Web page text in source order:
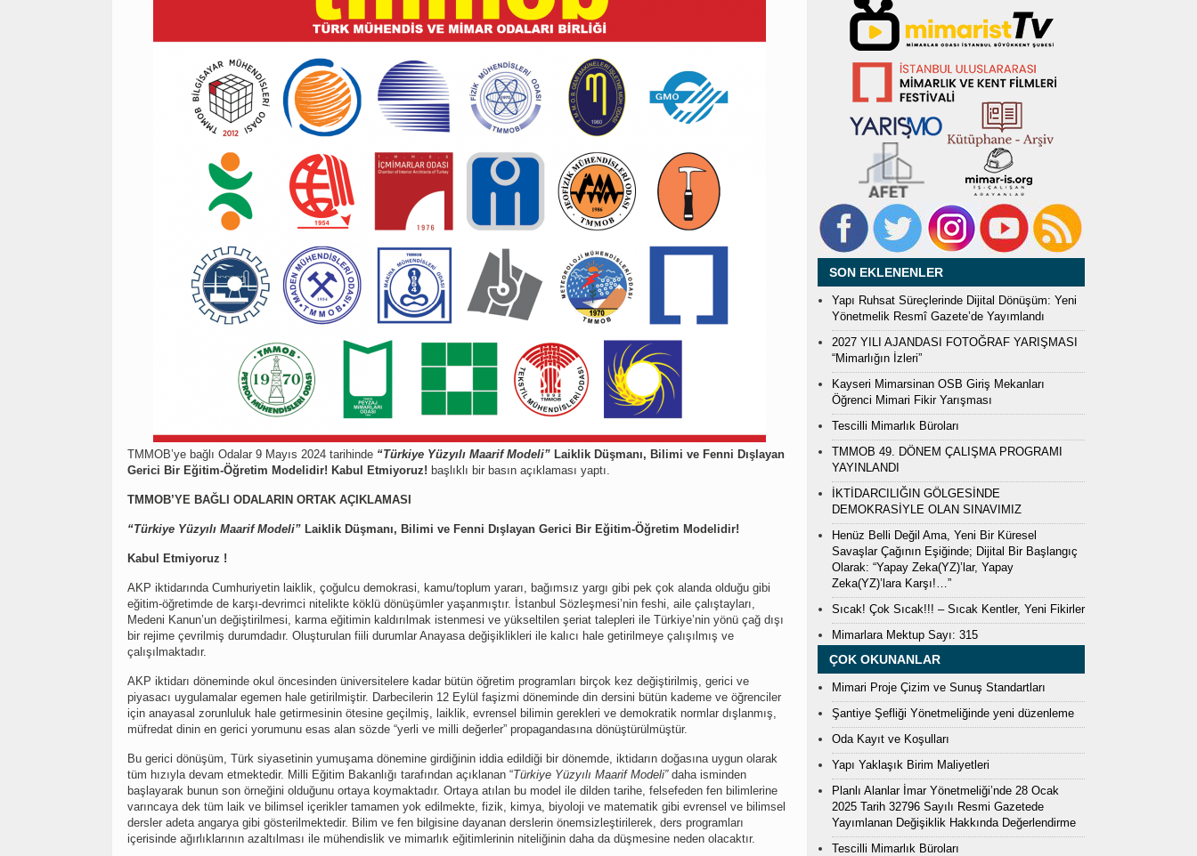
TMMOB’ye bağlı Odalar 9 Mayıs 2024 tarihinde “Türkiye Yüzyılı Maarif Modeli” Laiklik Düşmanı, Bilimi ve Fenni Dışlayan
Gerici Bir Eğitim-Öğretim Modelidir! Kabul Etmiyoruz! başlıklı bir basın açıklaması yaptı.
TMMOB’YE BAĞLI ODALARIN ORTAK AÇIKLAMASI
“Türkiye Yüzyılı Maarif Modeli” Laiklik Düşmanı, Bilimi ve Fenni Dışlayan Gerici Bir Eğitim-Öğretim Modelidir!
Kabul Etmiyoruz !
AKP iktidarında Cumhuriyetin laiklik, çoğulcu demokrasi, kamu/toplum yararı, bağımsız yargı gibi pek çok alanda olduğu gibi
eğitim-öğretimde de karşı-devrimci nitelikte köklü dönüşümler yaşanmıştır. İstanbul Sözleşmesi’nin feshi, aile çalıştayları,
Medeni Kanun’un değiştirilmesi, karma eğitimin kaldırılmak istenmesi ve yükseltilen şeriat talepleri ile Türkiye’nin yönü çağ dışı
bir rejime çevrilmiş durumdadır. Oluşturulan fiili durumlar Anayasa değişiklikleri ile kalıcı hale getirilmeye çalışılmış ve
çalışılmaktadır.
AKP iktidarı döneminde okul öncesinden üniversitelere kadar bütün öğretim programları birçok kez değiştirilmiş, gerici ve
piyasacı uygulamalar egemen hale getirilmiştir. Darbecilerin 12 Eylül faşizmi döneminde din dersini bütün kademe ve öğrenciler
için anayasal zorunluluk hale getirmesinin ötesine geçilmiş, laiklik, evrensel bilimin gerekleri ve demokratik normlar dışlanmış,
müfredat dinin en gerici yorumunu esas alan sözde “yerli ve milli değerler” propagandasına dönüştürülmüştür.
Bu gerici dönüşüm, Türk siyasetinin yumuşama dönemine girdiğinin iddia edildiği bir dönemde, iktidarın doğasına uygun olarak
tüm hızıyla devam etmektedir. Milli Eğitim Bakanlığı tarafından açıklanan “Türkiye Yüzyılı Maarif Modeli”daha isminden
başlayarak bunun son örneğini olduğunu ortaya koymaktadır. Ortaya atılan bu model ile dilden tarihe, felsefeden fen bilimlerine
varıncaya dek tüm laik ve bilimsel içerikler tamamen yok edilmekte, fizik, kimya, biyoloji ve matematik gibi evrensel ve bilimsel
dersler adeta angarya gibi gösterilmektedir. Bilim ve fen bilgisine dayanan derslerin önemsizleştirilerek, ders programları
içerisinde ağırlıklarının azaltılması ile mühendislik ve mimarlık eğitimlerinin niteliğinin daha da düşmesine neden olacaktır.
SON EKLENENLER
Yapı Ruhsat Süreçlerinde Dijital Dönüşüm: Yeni
Yönetmelik Resmî Gazete’de Yayımlandı
2027 YILI AJANDASI FOTOĞRAF YARIŞMASI
“Mimarlığın İzleri”
Kayseri Mimarsinan OSB Giriş Mekanları
Öğrenci Mimari Fikir Yarışması
Tescilli Mimarlık Büroları
TMMOB 49. DÖNEM ÇALIŞMA PROGRAMI
YAYINLANDI
İKTİDARCILIĞIN GÖLGESİNDE
DEMOKRASİYLE OLAN SINAVIMIZ
Henüz Belli Değil Ama, Yeni Bir Küresel
Savaşlar Çağının Eşiğinde; Dijital Bir Başlangıç
Olarak: “Yapay Zeka(YZ)’lar, Yapay
Zeka(YZ)’lara Karşı!…”
Sıcak! Çok Sıcak!!! – Sıcak Kentler, Yeni Fikirler
Mimarlara Mektup Sayı: 315
ÇOK OKUNANLAR
Mimari Proje Çizim ve Sunuş Standartları
Şantiye Şefliği Yönetmeliğinde yeni düzenleme
Oda Kayıt ve Koşulları
Yapı Yaklaşık Birim Maliyetleri
Planlı Alanlar İmar Yönetmeliği’nde 28 Ocak
2025 Tarih 32796 Sayılı Resmi Gazetede
Yayımlanan Değişiklik Hakkında Değerlendirme
Tescilli Mimarlık Büroları